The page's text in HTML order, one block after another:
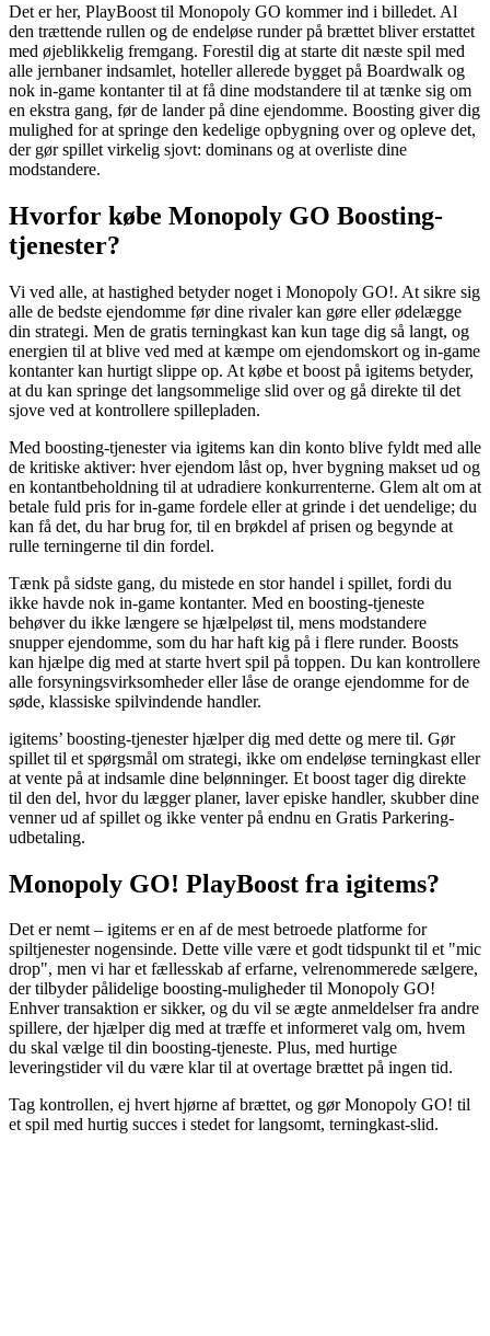
Det er her, PlayBoost til Monopoly GO kommer ind i billedet. Al
den trættende rullen og de endeløse runder på brættet bliver erstattet
med øjeblikkelig fremgang. Forestil dig at starte dit næste spil med
alle jernbaner indsamlet, hoteller allerede bygget på Boardwalk og
nok in-game kontanter til at få dine modstandere til at tænke sig om
en ekstra gang, før de lander på dine ejendomme. Boosting giver dig
mulighed for at springe den kedelige opbygning over og opleve det,
der gør spillet virkelig sjovt: dominans og at overliste dine
modstandere.
Hvorfor købe Monopoly GO Boosting-
tjenester?
Vi ved alle, at hastighed betyder noget i Monopoly GO!. At sikre sig
alle de bedste ejendomme før dine rivaler kan gøre eller ødelægge
din strategi. Men de gratis terningkast kan kun tage dig så langt, og
energien til at blive ved med at kæmpe om ejendomskort og in-game
kontanter kan hurtigt slippe op. At købe et boost på igitems betyder,
at du kan springe det langsommelige slid over og gå direkte til det
sjove ved at kontrollere spillepladen.
Med boosting-tjenester via igitems kan din konto blive fyldt med alle
de kritiske aktiver: hver ejendom låst op, hver bygning makset ud og
en kontantbeholdning til at udradiere konkurrenterne. Glem alt om at
betale fuld pris for in-game fordele eller at grinde i det uendelige; du
kan få det, du har brug for, til en brøkdel af prisen og begynde at
rulle terningerne til din fordel.
Tænk på sidste gang, du mistede en stor handel i spillet, fordi du
ikke havde nok in-game kontanter. Med en boosting-tjeneste
behøver du ikke længere se hjælpeløst til, mens modstandere
snupper ejendomme, som du har haft kig på i flere runder. Boosts
kan hjælpe dig med at starte hvert spil på toppen. Du kan kontrollere
alle forsyningsvirksomheder eller låse de orange ejendomme for de
søde, klassiske spilvindende handler.
igitems’ boosting-tjenester hjælper dig med dette og mere til. Gør
spillet til et spørgsmål om strategi, ikke om endeløse terningkast eller
at vente på at indsamle dine belønninger. Et boost tager dig direkte
til den del, hvor du lægger planer, laver episke handler, skubber dine
venner ud af spillet og ikke venter på endnu en Gratis Parkering-
udbetaling.
Monopoly GO! PlayBoost fra igitems?
Det er nemt – igitems er en af de mest betroede platforme for
spiltjenester nogensinde. Dette ville være et godt tidspunkt til et "mic
drop", men vi har et fællesskab af erfarne, velrenommerede sælgere,
der tilbyder pålidelige boosting-muligheder til Monopoly GO!
Enhver transaktion er sikker, og du vil se ægte anmeldelser fra andre
spillere, der hjælper dig med at træffe et informeret valg om, hvem
du skal vælge til din boosting-tjeneste. Plus, med hurtige
leveringstider vil du være klar til at overtage brættet på ingen tid.
Tag kontrollen, ej hvert hjørne af brættet, og gør Monopoly GO! til
et spil med hurtig succes i stedet for langsomt, terningkast-slid.